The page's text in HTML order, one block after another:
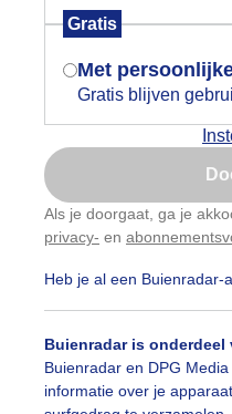
Gratis
Met
Gratis blijven
Als je doorgaat, ga je
privacy- en
Heb je al een Buienradar-
Buienradar is onderdeel
Buienradar en DPG
informatie over je
Indien je hier nog
gegeven,
je browser
Is goed,
Nu niet,
Gebruik je Safari en wil
Klikhierom